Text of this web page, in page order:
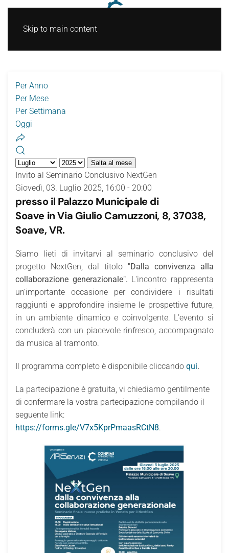
Skip to main content
Per Anno
Per Mese
Per Settimana
Oggi
Salta al mese
Invito al Seminario Conclusivo NextGen
Giovedì, 03. Luglio 2025, 16:00 - 20:00
presso il Palazzo Municipale di
Soave in Via Giulio Camuzzoni, 8, 37038,
Soave, VR.
Siamo lieti di invitarvi al seminario conclusivo del
progetto NextGen, dal titolo "Dalla convivenza alla
collaborazione generazionale". L'incontro rappresenta
un’importante occasione per condividere i risultati
raggiunti e approfondire insieme le prospettive future,
in un ambiente dinamico e coinvolgente. L’evento si
concluderà con un piacevole rinfresco, accompagnato
da musica al tramonto.
Il programma completo è disponibile cliccando qui.
La partecipazione è gratuita, vi chiediamo gentilmente
di confermare la vostra partecipazione compilando il
seguente link:
https://forms.gle/V7x5KprPmaasRCtN8.